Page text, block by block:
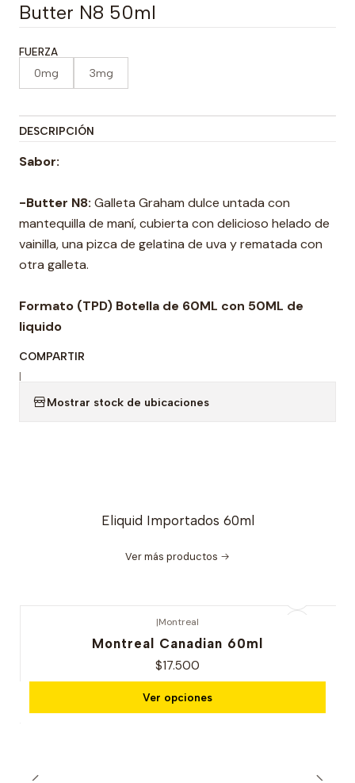
Butter N8 50ml
FUERZA
0mg 3mg
DESCRIPCIÓN
Sabor:
-Butter N8: Galleta Graham dulce untada con
mantequilla de maní, cubierta con delicioso helado de
vainilla, una pizca de gelatina de uva y rematada con
otra galleta.
Formato (TPD) Botella de 60ML con 50ML de
liquido
COMPARTIR
|
Mostrar stock de ubicaciones
Eliquid Importados 60ml
Ver más productos
|Montreal
Montreal Canadian 60ml
$17.500
Ver opciones